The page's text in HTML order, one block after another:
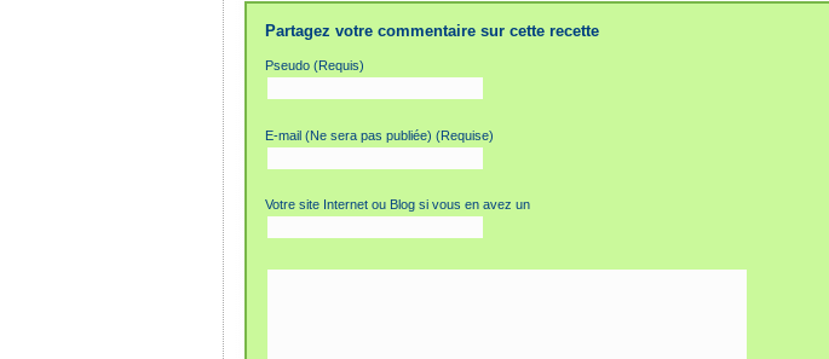
Partagez votre commentaire sur cette recette
Pseudo (Requis)
E-mail (Ne sera pas publiée) (Requise)
Votre site Internet ou Blog si vous en avez un